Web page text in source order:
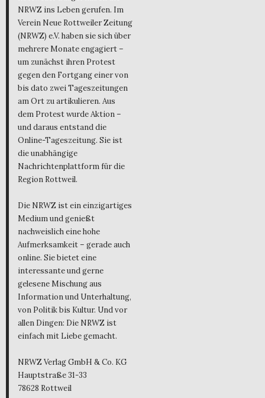
NRWZ ins Leben gerufen. Im
Verein Neue Rottweiler Zeitung
(NRWZ) e.V. haben sie sich über
mehrere Monate engagiert –
um zunächst ihren Protest
gegen den Fortgang einer von
bis dato zwei Tageszeitungen
am Ort zu artikulieren. Aus
dem Protest wurde Aktion –
und daraus entstand die
Online-Tageszeitung. Sie ist
die unabhängige
Nachrichtenplattform für die
Region Rottweil.
Die NRWZ ist ein einzigartiges
Medium und genießt
nachweislich eine hohe
Aufmerksamkeit – gerade auch
online. Sie bietet eine
interessante und gerne
gelesene Mischung aus
Information und Unterhaltung,
von Politik bis Kultur. Und vor
allen Dingen: Die NRWZ ist
einfach mit Liebe gemacht.
NRWZ Verlag GmbH & Co. KG
Hauptstraße 31-33
78628 Rottweil